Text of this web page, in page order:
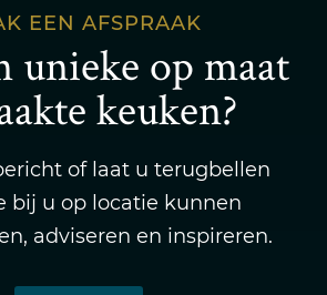
EEN AFSPRAAK
unieke op maat
keuken?
of laat u terugbellen
bij u op locatie kunnen
adviseren en inspireren.